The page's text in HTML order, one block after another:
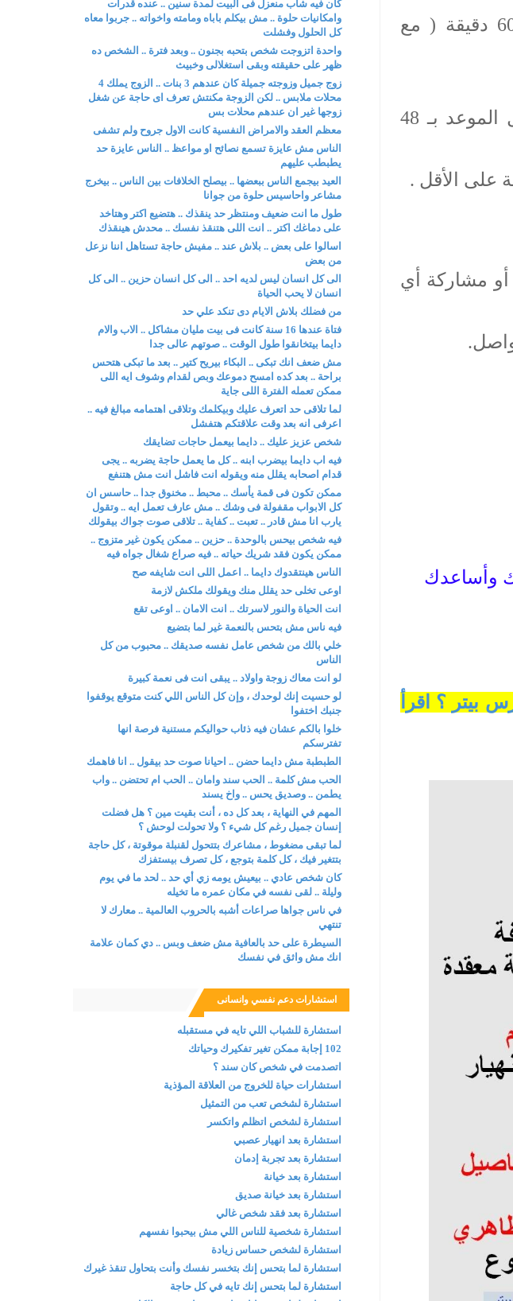
** مدة الجلسة: الزيارات واللقاءات الحضورية عادة 45–60 دقيقة ( مع
يتم حجز الزيارات المنزلية أو الجلسات في مكان آخر قبل الموعد بـ 48
مشاركة أي
وأساعدك
؟ اقرأ
كان فيه شاب منعزل فى البيت لمدة سنين .. عنده قدرات
وامكانيات حلوة .. مش بيكلم باباه ومامته واخواته .. جربوا معاه
كل الحلول وفشلت
واحدة اتزوجت شخص بتحبه بجنون .. وبعد فترة .. الشخص ده
ظهر على حقيقته وبقى استغلالى وخبيث
زوج جميل وزوجته جميلة كان عندهم 3 بنات .. الزوج يملك 4
محلات ملابس .. لكن الزوجة مكنتش تعرف اى حاجة عن شغل
زوجها غير ان عندهم محلات بس
معظم العقد والامراض النفسية كانت الاول جروح ولم تشفى
الناس مش عايزة تسمع نصائح او مواعظ .. الناس عايزة حد
يطبطب عليهم
العيد بيجمع الناس ببعضها .. بيصلح الخلافات بين الناس .. بيخرج
مشاعر واحاسيس حلوة من جوانا
طول ما انت ضعيف ومنتظر حد ينقذك .. هتضيع اكتر وهتاخد
على دماغك اكتر .. انت اللى هتنقذ نفسك .. محدش هينقذك
اسالوا على بعض .. بلاش عند .. مفيش حاجة تستاهل اننا نزعل
من بعض
الى كل انسان ليس لديه احد .. الى كل انسان حزين .. الى كل
انسان لا يحب الحياة
من فضلك بلاش الايام دى تنكد علي حد
فتاة عندها 16 سنة كانت فى بيت مليان مشاكل .. الاب والام
دايما بيتخانقوا طول الوقت .. صوتهم عالى جدا
مش ضعف انك تبكى .. البكاء بيريح كتير .. بعد ما تبكى هتحس
براحة .. بعد كده امسح دموعك وبص لقدام وشوف ايه اللى
ممكن تعمله الفترة اللى جاية
لما تلاقى حد اتعرف عليك وبيكلمك وتلاقى اهتمامه مبالغ فيه ..
اعرفى انه بعد وقت علاقتكم هتفشل
شخص عزيز عليك .. دايما بيعمل حاجات تضايقك
فيه اب دايما بيضرب ابنه .. كل ما يعمل حاجة يضربه .. يجى
قدام اصحابه يقلل منه ويقوله انت فاشل انت مش هتنفع
ممكن تكون فى قمة يأسك .. محبط .. مخنوق جدا .. حاسس ان
كل الابواب مقفولة فى وشك .. مش عارف تعمل ايه .. وتقول
يارب انا مش قادر .. تعبت .. كفاية .. تلاقى صوت جواك بيقولك
فيه شخص بيحس بالوحدة .. حزين .. ممكن يكون غير متزوج ..
ممكن يكون فقد شريك حياته .. فيه صراع شغال جواه فيه
الناس هينتقدوك دايما .. اعمل اللى انت شايفه صح
اوعى تخلى حد يقلل منك ويقولك ملكش لازمة
انت الحياة والنور لاسرتك .. انت الامان .. اوعى تقع
فيه ناس مش بتحس بالنعمة غير لما بتضيع
خلي بالك من شخص عامل نفسه صديقك .. محبوب من كل
الناس
لو انت معاك زوجة واولاد .. يبقى انت فى نعمة كبيرة
لو حسيت إنك لوحدك ، وإن كل الناس اللي كنت متوقع يوقفوا
جنبك اختفوا
خلوا بالكم عشان فيه ذئاب حواليكم مستنية فرصة انها
تفترسكم
الطبطبة مش دايما حضن .. احيانا صوت حد بيقول .. انا فاهمك
الحب مش كلمة .. الحب سند وامان .. الحب ام تحتضن .. واب
يطمن .. وصديق يحس .. واخ يسند
المهم في النهاية ، بعد كل ده ، أنت بقيت مين ؟ هل فضلت
إنسان جميل رغم كل شيء ؟ ولا تحولت لوحش ؟
لما تبقى مضغوط ، مشاعرك بتتحول لقنبلة موقوتة ، كل حاجة
بتتغير فيك ، كل كلمة بتوجع ، كل تصرف بيستفزك
كان شخص عادي .. بيعيش يومه زي أي حد .. لحد ما في يوم
وليلة .. لقى نفسه في مكان عمره ما تخيله
في ناس جواها صراعات أشبه بالحروب العالمية .. معارك لا
تنتهي
السيطرة على حد بالعافية مش ضعف وبس .. دي كمان علامة
انك مش واثق في نفسك
استشارات دعم نفسي وانسانى
استشارة للشباب اللي تايه في مستقبله
102 إجابة ممكن تغير تفكيرك وحياتك
اتصدمت في شخص كان سند ؟
استشارات حياة للخروج من العلاقة المؤذية
استشارة لشخص تعب من التمثيل
استشارة لشخص اتظلم واتكسر
استشارة بعد انهيار عصبي
استشارة بعد تجربة إدمان
استشارة بعد خيانة
استشارة بعد خيانة صديق
استشارة بعد فقد شخص غالي
استشارة شخصية للناس اللي مش بيحبوا نفسهم
استشارة لشخص حساس زيادة
استشارة لما بتحس إنك بتخسر نفسك وأنت بتحاول تنقذ غيرك
استشارة لما بتحس إنك تايه في كل حاجة